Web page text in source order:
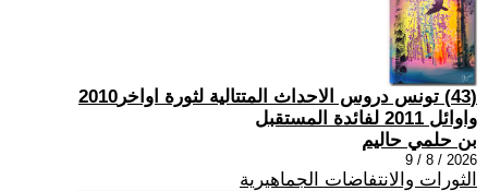
(43) تونس دروس الاحداث المتتالية لثورة اواخر2010
واوائل 2011 لفائدة المستقبل
بن حلمي حاليم
2026 / 8 / 9
الثورات والانتفاضات الجماهيرية